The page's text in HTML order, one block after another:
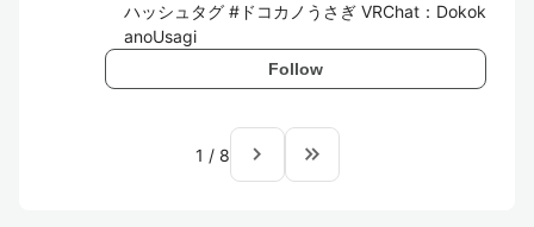
ハッシュタグ #ドコカノうさぎ VRChat：Dokok
anoUsagi
Follow
1 / 8 navigate_next keyboard_double_arrow_right